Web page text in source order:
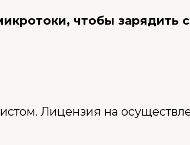
чтобы зарядить
Лицензия на